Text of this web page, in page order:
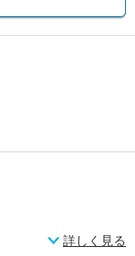
詳しく見る